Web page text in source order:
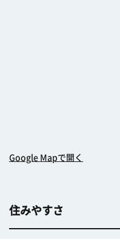
Google Mapで開く
住みやすさ